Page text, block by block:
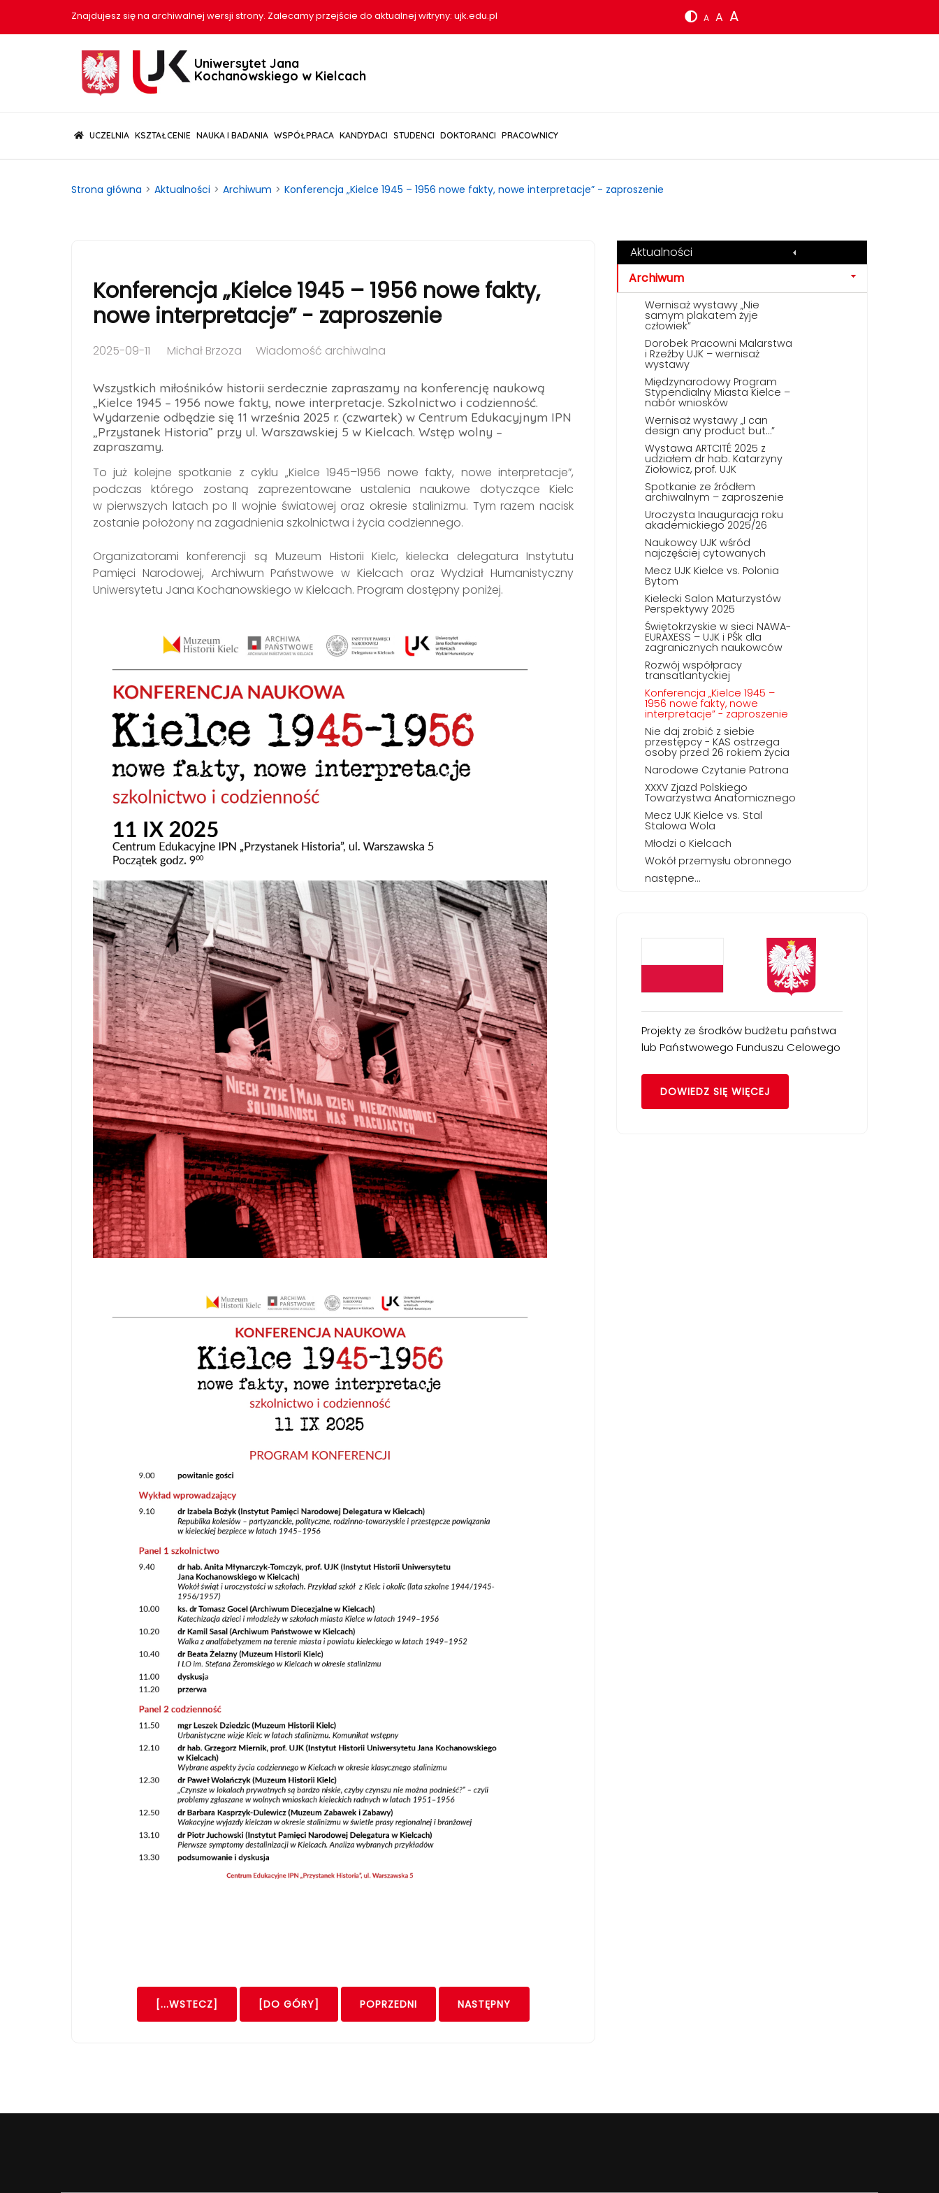
Znajdujesz się na archiwalnej wersji strony. Zalecamy przejście do aktualnej witryny: ujk.edu.pl A A A
Uniwersytet Jana
Kochanowskiego w Kielcach
(CURRENT)
UCZELNIA KSZTAŁCENIE NAUKA I BADANIA WSPÓŁPRACA KANDYDACI STUDENCI DOKTORANCI PRACOWNICY
Strona główna Aktualności Archiwum Konferencja „Kielce 1945 – 1956 nowe fakty, nowe interpretacje” - zaproszenie
Konferencja „Kielce 1945 – 1956 nowe fakty,
nowe interpretacje” - zaproszenie
2025-09-11 Michał Brzoza Wiadomość archiwalna
Wszystkich miłośników historii serdecznie zapraszamy na konferencję naukową
„Kielce 1945 – 1956 nowe fakty, nowe interpretacje. Szkolnictwo i codzienność.
Wydarzenie odbędzie się 11 września 2025 r. (czwartek) w Centrum Edukacyjnym IPN
„Przystanek Historia” przy ul. Warszawskiej 5 w Kielcach. Wstęp wolny –
zapraszamy.
To już kolejne spotkanie z cyklu „Kielce 1945–1956 nowe fakty, nowe interpretacje”,
podczas którego zostaną zaprezentowane ustalenia naukowe dotyczące Kielc
w pierwszych latach po II wojnie światowej oraz okresie stalinizmu. Tym razem nacisk
zostanie położony na zagadnienia szkolnictwa i życia codziennego.
Organizatorami konferencji są Muzeum Historii Kielc, kielecka delegatura Instytutu
Pamięci Narodowej, Archiwum Państwowe w Kielcach oraz Wydział Humanistyczny
Uniwersytetu Jana Kochanowskiego w Kielcach. Program dostępny poniżej.
[...WSTECZ] [DO GÓRY] POPRZEDNI NASTĘPNY
Aktualności
Archiwum
Wernisaż wystawy „Nie
samym plakatem żyje
człowiek”
Dorobek Pracowni Malarstwa
i Rzeźby UJK – wernisaż
wystawy
Międzynarodowy Program
Stypendialny Miasta Kielce –
nabór wniosków
Wernisaż wystawy „I can
design any product but…”
Wystawa ARTCITÉ 2025 z
udziałem dr hab. Katarzyny
Ziołowicz, prof. UJK
Spotkanie ze źródłem
archiwalnym – zaproszenie
Uroczysta Inauguracja roku
akademickiego 2025/26
Naukowcy UJK wśród
najczęściej cytowanych
Mecz UJK Kielce vs. Polonia
Bytom
Kielecki Salon Maturzystów
Perspektywy 2025
Świętokrzyskie w sieci NAWA-
EURAXESS – UJK i PŚk dla
zagranicznych naukowców
Rozwój współpracy
transatlantyckiej
Konferencja „Kielce 1945 –
1956 nowe fakty, nowe
interpretacje” - zaproszenie
Nie daj zrobić z siebie
przestępcy - KAS ostrzega
osoby przed 26 rokiem życia
Narodowe Czytanie Patrona
XXXV Zjazd Polskiego
Towarzystwa Anatomicznego
Mecz UJK Kielce vs. Stal
Stalowa Wola
Młodzi o Kielcach
Wokół przemysłu obronnego
następne...
Projekty ze środków budżetu państwa
lub Państwowego Funduszu Celowego
DOWIEDZ SIĘ WIĘCEJ